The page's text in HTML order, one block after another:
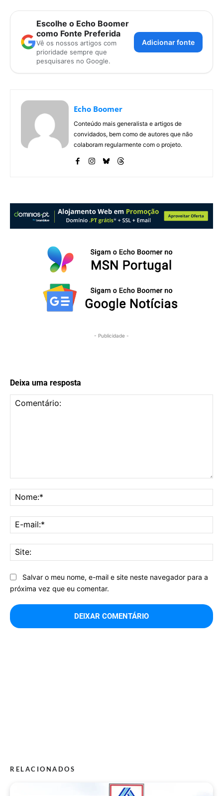
Escolhe o Echo Boomer
como Fonte Preferida
Vê os nossos artigos com
prioridade sempre que
pesquisares no Google.
Adicionar fonte
Echo Boomer
Conteúdo mais generalista e artigos de
convidados, bem como de autores que não
colaboram regularmente com o projeto.
- Publicidade -
Deixa uma resposta
Salvar o meu nome, e-mail e site neste navegador para a
próxima vez que eu comentar.
RELACIONADOS